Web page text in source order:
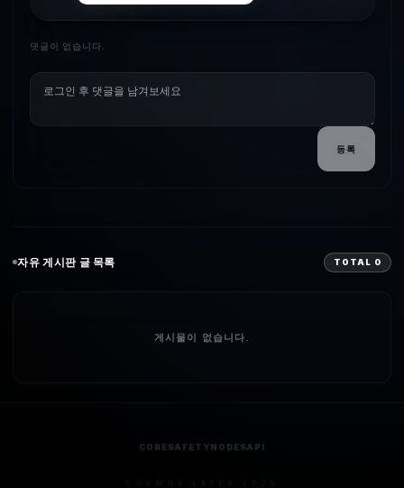
댓글이 없습니다.
등록
자유 게시판 글 목록 TOTAL 0
게시물이 없습니다.
CORESAFETYNODESAPI